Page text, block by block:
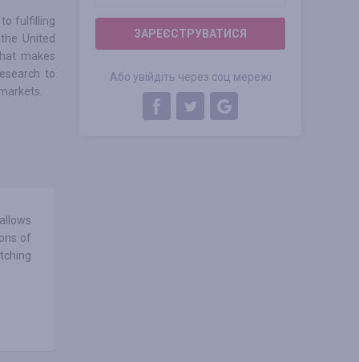
ЗАРЕЄСТРУВАТИСЯ
Або увійдіть через соц мережі
fulfilling
United
makes
to
of